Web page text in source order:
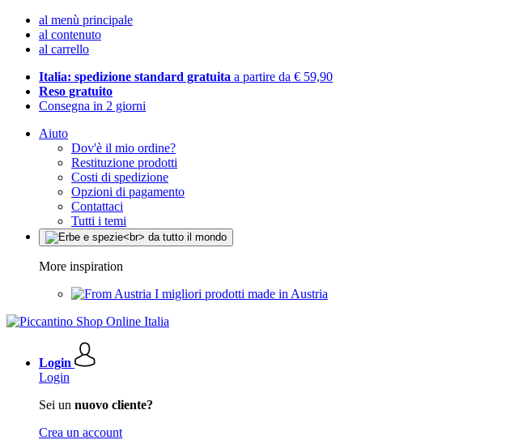
al menù principale
al contenuto
al carrello
Italia: spedizione standard gratuita a partire da € 59,90
Reso gratuito
Consegna in 2 giorni
Aiuto
Dov'è il mio ordine?
Restituzione prodotti
Costi di spedizione
Opzioni di pagamento
Contattaci
Tutti i temi
More inspiration
I migliori prodotti made in Austria
Login
Login
Sei un nuovo cliente?
Crea un account